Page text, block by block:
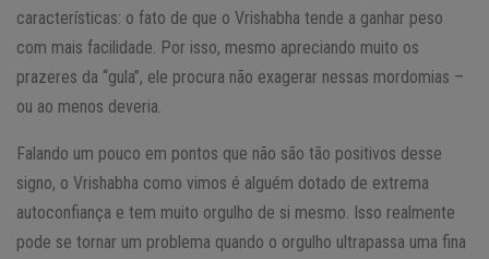
características: o fato de que o Vrishabha tende a ganhar peso
com mais facilidade. Por isso, mesmo apreciando muito os
prazeres da “gula”, ele procura não exagerar nessas mordomias –
ou ao menos deveria.
Falando um pouco em pontos que não são tão positivos desse
signo, o Vrishabha como vimos é alguém dotado de extrema
autoconfiança e tem muito orgulho de si mesmo. Isso realmente
pode se tornar um problema quando o orgulho ultrapassa uma fina